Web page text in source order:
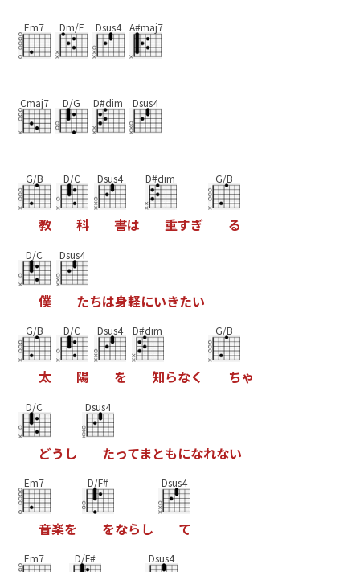
Em7 Dm/F Dsus4 A#maj7
Cmaj7 D/G D#dim Dsus4
G/B
教
D/C
科
Dsus4
書は
D#dim
重すぎ
G/B
る
D/C
僕
Dsus4
たちは身軽にいきたい
G/B
太
D/C
陽
Dsus4
を
D#dim
知らなく
G/B
ちゃ
D/C
どう し
Dsus4
たってまともになれない
Em7
音楽を
D/F#
をなら し
Dsus4
て
Em7 D/F# Dsus4